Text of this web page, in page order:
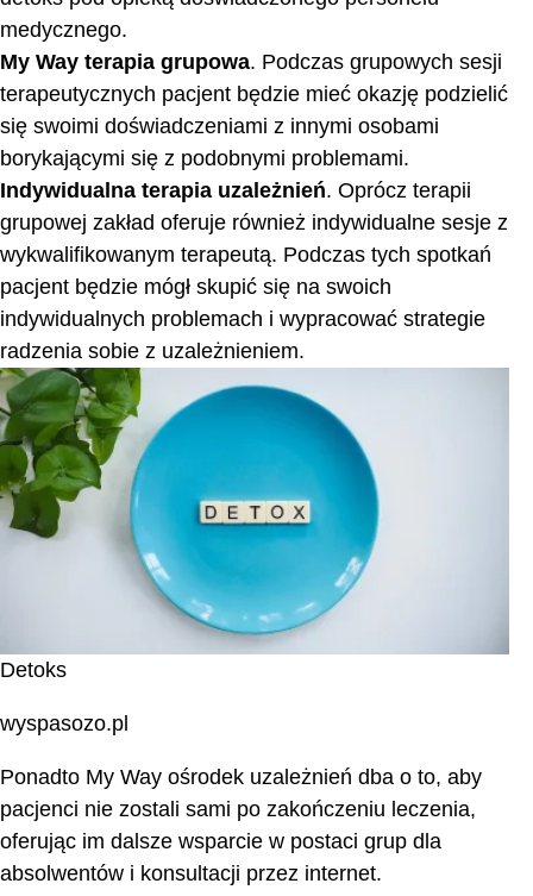
medycznego.
My Way terapia grupowa. Podczas grupowych sesji
terapeutycznych pacjent będzie mieć okazję podzielić
się swoimi doświadczeniami z innymi osobami
borykającymi się z podobnymi problemami.
Indywidualna terapia uzależnień. Oprócz terapii
grupowej zakład oferuje również indywidualne sesje z
wykwalifikowanym terapeutą. Podczas tych spotkań
pacjent będzie mógł skupić się na swoich
indywidualnych problemach i wypracować strategie
radzenia sobie z uzależnieniem.
Detoks
wyspasozo.pl
Ponadto My Way ośrodek uzależnień dba o to, aby
pacjenci nie zostali sami po zakończeniu leczenia,
oferując im dalsze wsparcie w postaci grup dla
absolwentów i konsultacji przez internet.